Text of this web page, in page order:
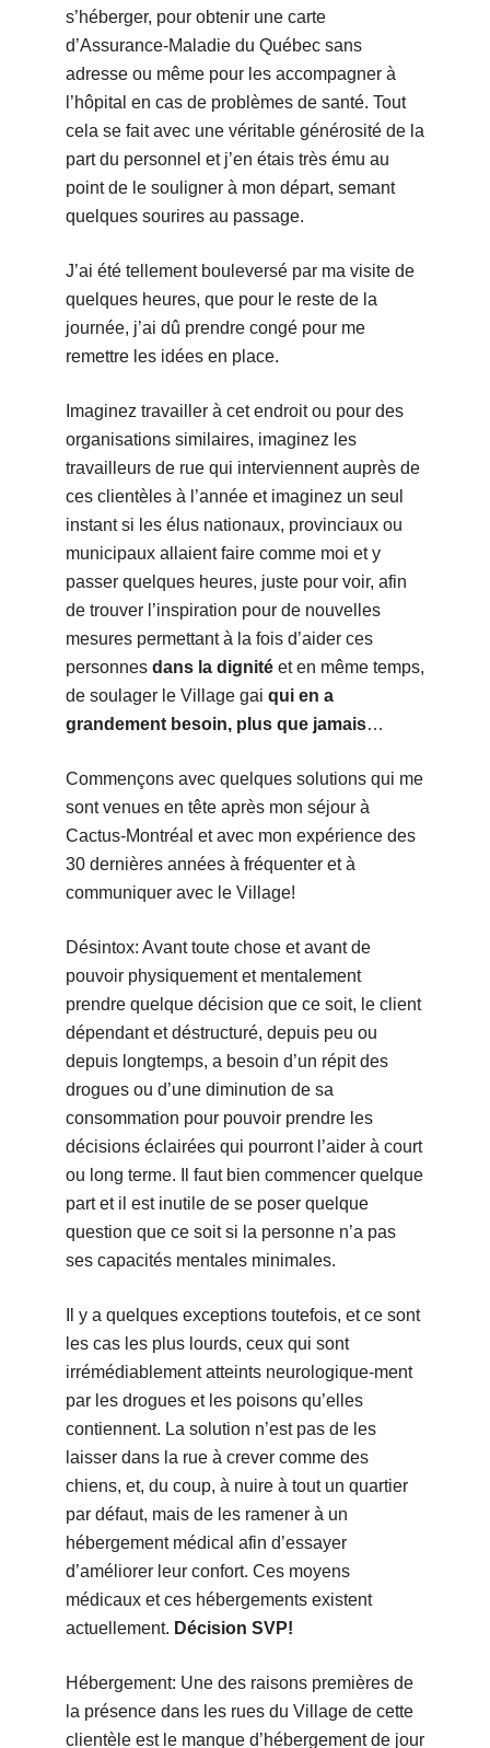
s’héberger, pour obtenir une carte
d’Assurance-Maladie du Québec sans
adresse ou même pour les accompagner à
l’hôpital en cas de problèmes de santé. Tout
cela se fait avec une véritable générosité de la
part du personnel et j’en étais très ému au
point de le souligner à mon départ, semant
quelques sourires au passage.
J’ai été tellement bouleversé par ma visite de
quelques heures, que pour le reste de la
journée, j’ai dû prendre congé pour me
remettre les idées en place.
Imaginez travailler à cet endroit ou pour des
organisations similaires, imaginez les
travailleurs de rue qui interviennent auprès de
ces clientèles à l’année et imaginez un seul
instant si les élus nationaux, provinciaux ou
municipaux allaient faire comme moi et y
passer quelques heures, juste pour voir, afin
de trouver l’inspiration pour de nouvelles
mesures permettant à la fois d’aider ces
personnes dans la dignitéet en même temps,
de soulager le Village gai qui en a
grandement besoin, plus que jamais…
Commençons avec quelques solutions qui me
sont venues en tête après mon séjour à
Cactus-Montréal et avec mon expérience des
30 dernières années à fréquenter et à
communiquer avec le Village!
Désintox: Avant toute chose et avant de
pouvoir physiquement et mentalement
prendre quelque décision que ce soit, le client
dépendant et déstructuré, depuis peu ou
depuis longtemps, a besoin d’un répit des
drogues ou d’une diminution de sa
consommation pour pouvoir prendre les
décisions éclairées qui pourront l’aider à court
ou long terme. Il faut bien commencer quelque
part et il est inutile de se poser quelque
question que ce soit si la personne n’a pas
ses capacités mentales minimales.
Il y a quelques exceptions toutefois, et ce sont
les cas les plus lourds, ceux qui sont
irrémédiablement atteints neurologique-ment
par les drogues et les poisons qu’elles
contiennent. La solution n’est pas de les
laisser dans la rue à crever comme des
chiens, et, du coup, à nuire à tout un quartier
par défaut, mais de les ramener à un
hébergement médical afin d’essayer
d’améliorer leur confort. Ces moyens
médicaux et ces hébergements existent
actuellement. Décision SVP!
Hébergement: Une des raisons premières de
la présence dans les rues du Village de cette
clientèle est le manque d’hébergement de jour